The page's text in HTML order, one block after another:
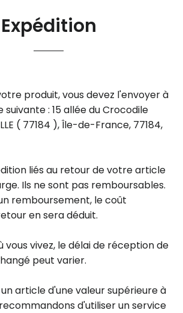
Expédition
produit, vous devez l'envoyer à
: 15 allée du Crocodile
( 77184 ), Île-de-France, 77184,
liés au retour de votre article
Ils ne sont pas remboursables.
remboursement, le coût
en sera déduit.
vous vivez, le délai de réception de
peut varier.
un article d'une valeur supérieure à
d'utiliser un service